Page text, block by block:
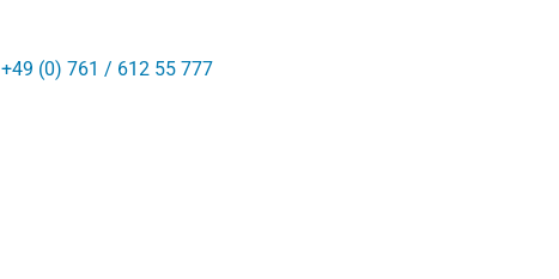
+49 (0) 761 / 612 55 777